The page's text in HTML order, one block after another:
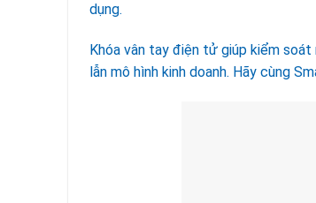
dụng.
Khóa vân tay điện tử giúp kiểm
lẫn mô hình kinh doanh. Hãy cùng